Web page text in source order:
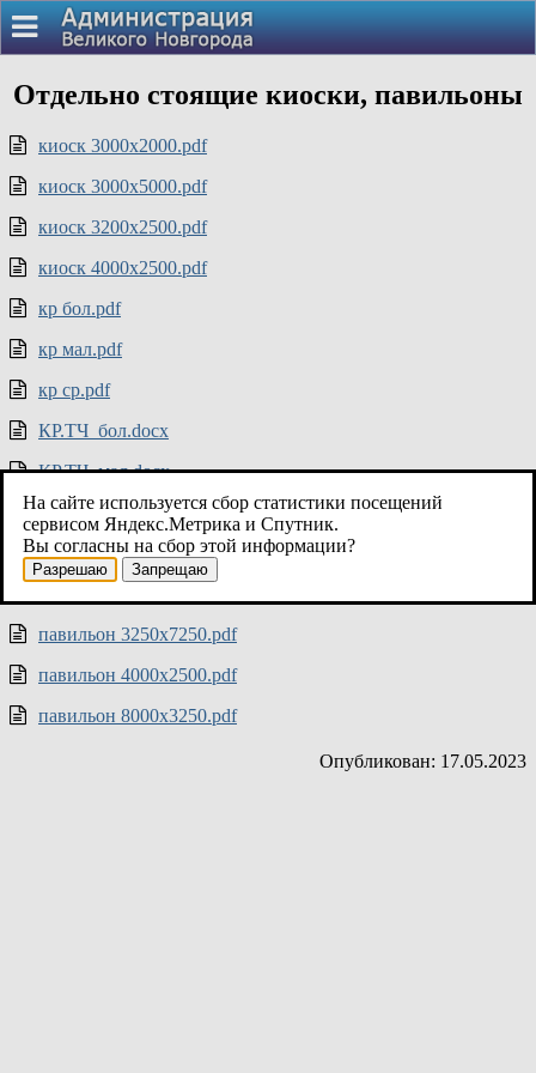
Отдельно стоящие киоски, павильоны
киоск 3000х2000.pdf
киоск 3000х5000.pdf
киоск 3200х2500.pdf
киоск 4000х2500.pdf
кр бол.pdf
кр мал.pdf
кр ср.pdf
КР.ТЧ_бол.docx
КР.ТЧ_мал.docx
КР.ТЧ_сред.docx
павильон 3000х5000.pdf
павильон 3250х7250.pdf
павильон 4000х2500.pdf
павильон 8000х3250.pdf
Опубликован: 17.05.2023
На сайте используется сбор статистики посещений
сервисом Яндекс.Метрика и Спутник.
Вы согласны на сбор этой информации?
Разрешаю Запрещаю